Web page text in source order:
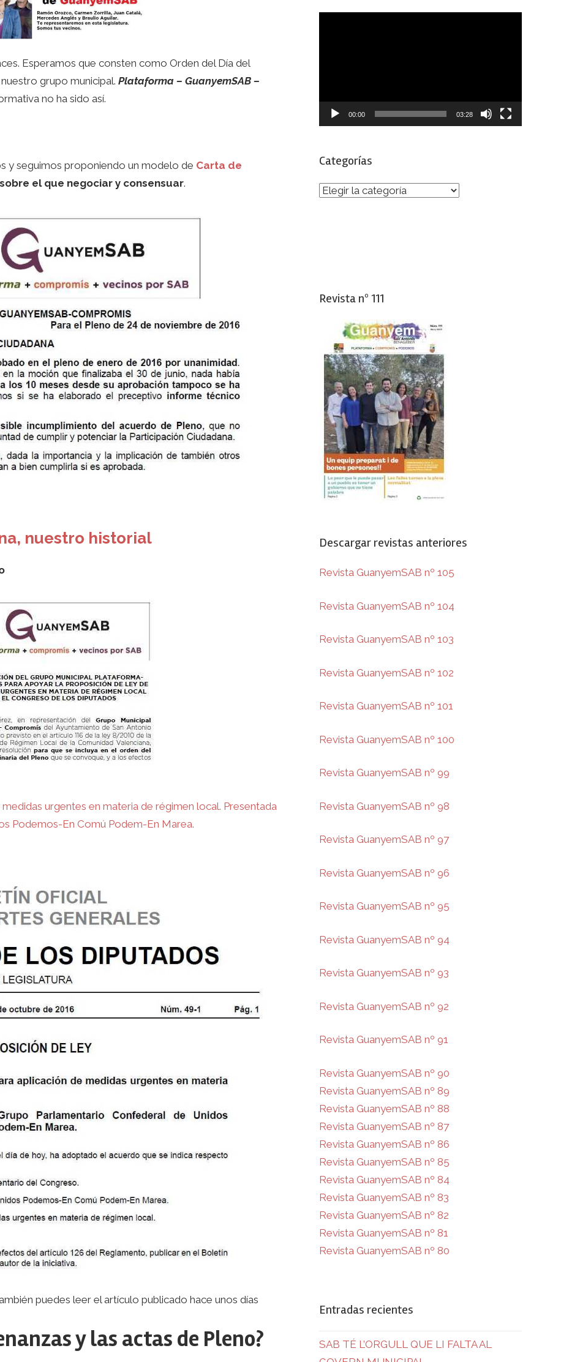
Esperamos que consten como Orden del Día del
grupo municipal. Plataforma – GuanyemSAB –
no ha sido así.
y seguimos proponiendo un modelo de Carta de
el que negociar y consensuar.
nuestro historial
urgentes en materia de régimen local. Presentada
Podemos-En Comú Podem-En Marea.
puedes leer el artículo publicado hace unos días
y las actas de Pleno?
00:00 03:28
Categorías
Categorías
Revista nº 111
Descargar revistas anteriores
Revista GuanyemSAB nº 105
Revista GuanyemSAB nº 104
Revista GuanyemSAB nº 103
Revista GuanyemSAB nº 102
Revista GuanyemSAB nº 101
Revista GuanyemSAB nº 100
Revista GuanyemSAB nº 99
Revista GuanyemSAB nº 98
Revista GuanyemSAB nº 97
Revista GuanyemSAB nº 96
Revista GuanyemSAB nº 95
Revista GuanyemSAB nº 94
Revista GuanyemSAB nº 93
Revista GuanyemSAB nº 92
Revista GuanyemSAB nº 91
Revista GuanyemSAB nº 90
Revista GuanyemSAB nº 89
Revista GuanyemSAB nº 88
Revista GuanyemSAB nº 87
Revista GuanyemSAB nº 86
Revista GuanyemSAB nº 85
Revista GuanyemSAB nº 84
Revista GuanyemSAB nº 83
Revista GuanyemSAB nº 82
Revista GuanyemSAB nº 81
Revista GuanyemSAB nº 80
Entradas recientes
SAB TÉ L’ORGULL QUE LI FALTA AL